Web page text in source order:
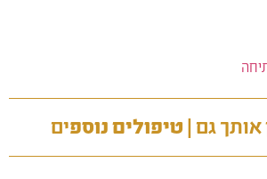
אותך גם | טיפולים נוספים